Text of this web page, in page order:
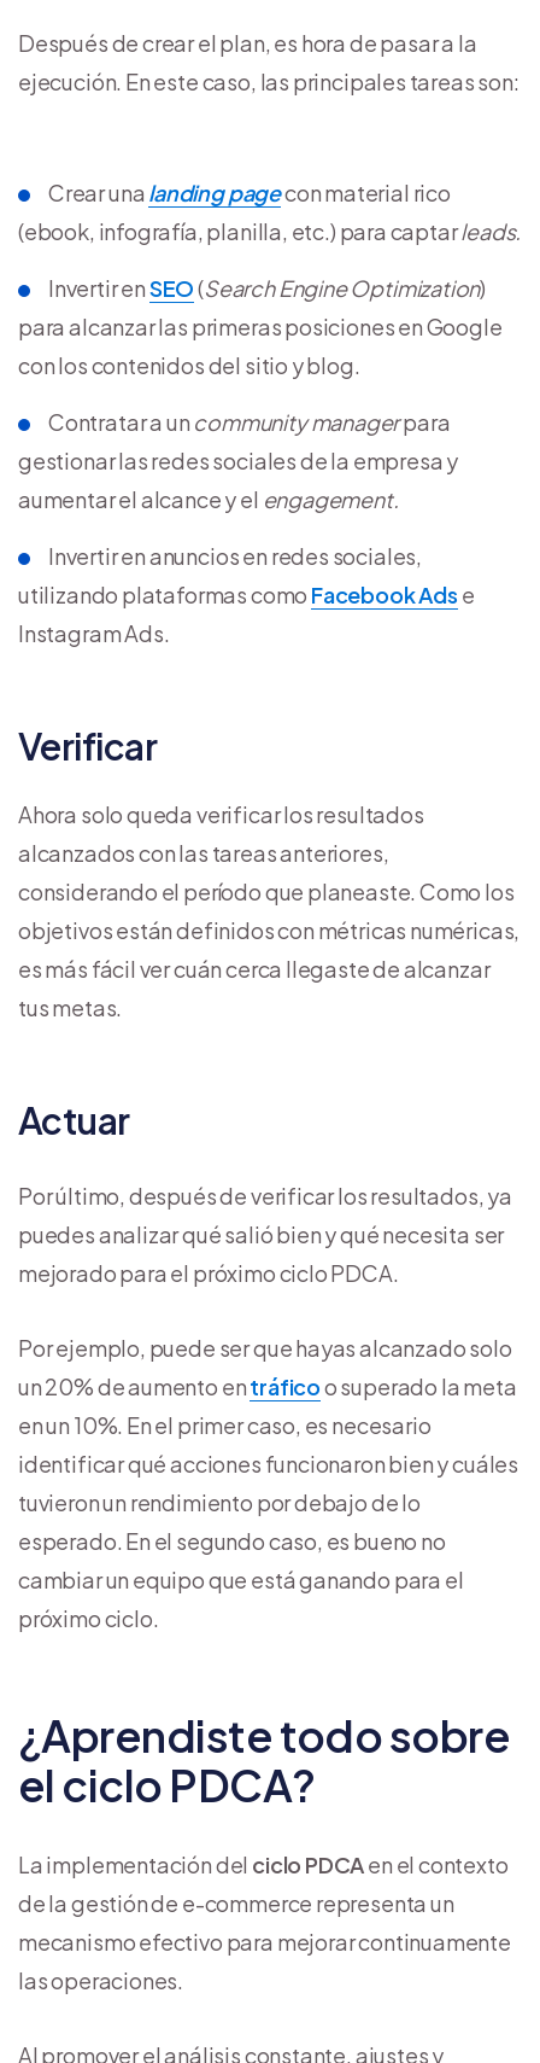
Después de crear el plan, es hora de pasar a la
ejecución. En este caso, las principales tareas son:
Crear una landing pagecon material rico
(ebook, infografía, planilla, etc.) para captarleads.
Invertir enSEO(Search Engine Optimization)
para alcanzar las primeras posiciones en Google
con los contenidos del sitio y blog.
Contratar a un community managerpara
gestionar las redes sociales de la empresa y
aumentar el alcance y el engagement.
Invertir en anuncios en redes sociales,
utilizando plataformas como Facebook Ads e
Instagram Ads.
Verificar
Ahora solo queda verificar los resultados
alcanzados con las tareas anteriores,
considerando el período que planeaste. Como los
objetivos están definidos con métricas numéricas,
es más fácil ver cuán cerca llegaste de alcanzar
tus metas.
Actuar
Por último, después de verificar los resultados, ya
puedes analizar qué salió bien y qué necesita ser
mejorado para el próximo ciclo PDCA.
Por ejemplo, puede ser que hayas alcanzado solo
un 20% de aumento entráficoo superado la meta
en un 10%. En el primer caso, es necesario
identificar qué acciones funcionaron bien y cuáles
tuvieron un rendimiento por debajo de lo
esperado. En el segundo caso, es bueno no
cambiar un equipo que está ganando para el
próximo ciclo.
¿Aprendiste todo sobre
el ciclo PDCA?
La implementación del ciclo PDCAen el contexto
de la gestión de e-commerce representa un
mecanismo efectivo para mejorar continuamente
las operaciones.
Al promover el análisis constante, ajustes y